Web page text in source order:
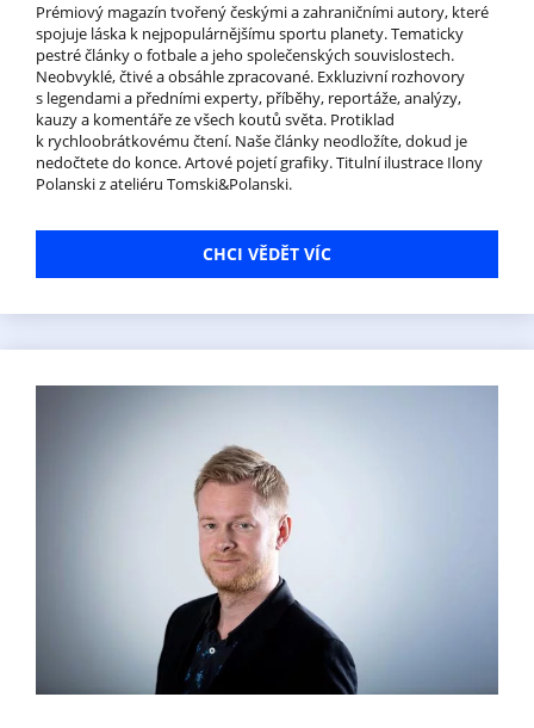
Prémiový magazín tvořený českými a zahraničními autory, které
spojuje láska k nejpopulárnějšímu sportu planety. Tematicky
pestré články o fotbale a jeho společenských souvislostech.
Neobvyklé, čtivé a obsáhle zpracované. Exkluzivní rozhovory
s legendami a předními experty, příběhy, reportáže, analýzy,
kauzy a komentáře ze všech koutů světa. Protiklad
k rychloobrátkovému čtení. Naše články neodložíte, dokud je
nedočtete do konce. Artové pojetí grafiky. Titulní ilustrace Ilony
Polanski z ateliéru Tomski&Polanski.
CHCI VĚDĚT VÍC